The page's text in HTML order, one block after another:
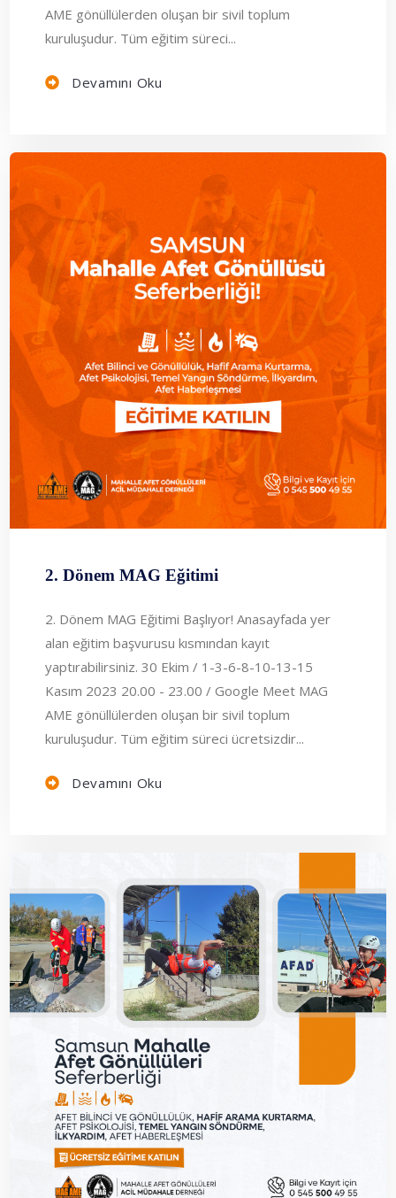
AME gönüllülerden oluşan bir sivil toplum
kuruluşudur. Tüm eğitim süreci...
Devamını Oku
2. Dönem MAG Eğitimi
2. Dönem MAG Eğitimi Başlıyor! Anasayfada yer
alan eğitim başvurusu kısmından kayıt
yaptırabilirsiniz. 30 Ekim / 1-3-6-8-10-13-15
Kasım 2023 20.00 - 23.00 / Google Meet MAG
AME gönüllülerden oluşan bir sivil toplum
kuruluşudur. Tüm eğitim süreci ücretsizdir...
Devamını Oku